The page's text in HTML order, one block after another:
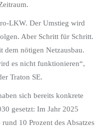
LKW. Der Umstieg wird
Aber Schritt für Schritt.
nötigen Netzausbau.
es nicht funktionieren“,
Traton SE.
sich bereits konkrete
gesetzt: Im Jahr 2025
10 Prozent des Absatzes